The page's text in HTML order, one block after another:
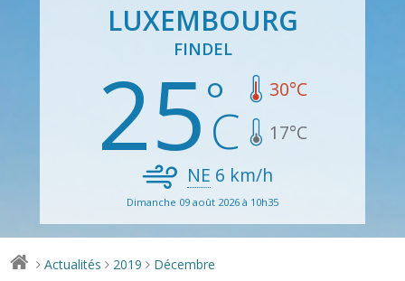
LUXEMBOURG
FINDEL
25 30°C
17°C
NE 6 km/h
Dimanche 09 août 2026 à 10h35
> Actualités > 2019 > Décembre